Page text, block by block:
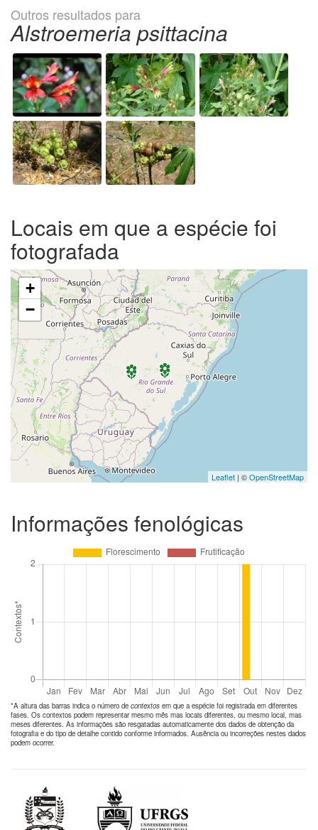
Outros resultados para
Alstroemeria psittacina
Locais em que a espécie foi
fotografada
+
−
Leaflet | ©OpenStreetMap
Informações fenológicas
*A altura das barras indica o número de contextos em que a espécie foi registrada em diferentes
fases. Os contextos podem representar mesmo mês mas locais diferentes, ou mesmo local, mas
meses diferentes. As informações são resgatadas automaticamente dos dados de obtenção da
fotografia e do tipo de detalhe contido conforme informados. Ausência ou incorreções nestes dados
podem ocorrer.